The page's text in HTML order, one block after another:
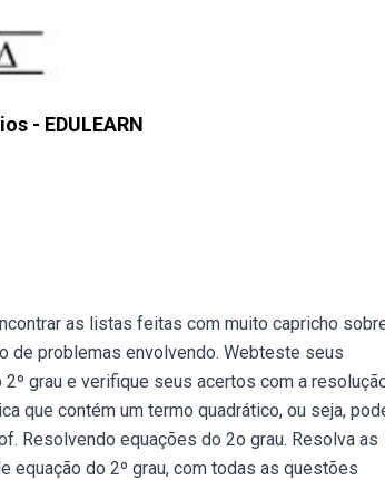
- EDULEARN
as listas feitas com muito capricho
de problemas envolvendo. Webteste seus
grau e verifique seus acertos com a
que contém um termo quadrático, ou seja,
Resolvendo equações do 2o grau. Resolva as
equação do 2º grau, com todas as questões